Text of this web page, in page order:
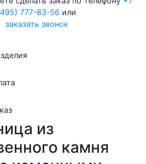
777-83-56 или
заказать звонок
из
камня